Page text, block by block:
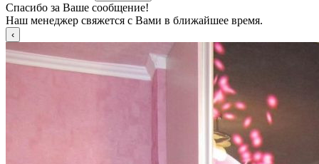
Спасибо за Ваше сообщение!
Наш менеджер свяжется с Вами в ближайшее время.